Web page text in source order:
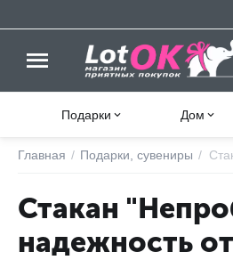
Подарки Дом
Главная / Подарки, сувениры /
Стакан
надежность